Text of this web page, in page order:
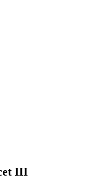
III